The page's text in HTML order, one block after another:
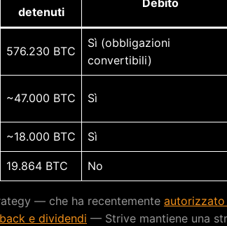
detenuti
576.230 BTC
Sì (obbligazioni
convertibili)
~47.000 BTC Sì
~18.000 BTC Sì
19.864 BTC No
— che ha recentemente autorizzato
e dividendi — Strive mantiene una